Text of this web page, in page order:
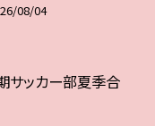
08/04
サッカー部夏季合